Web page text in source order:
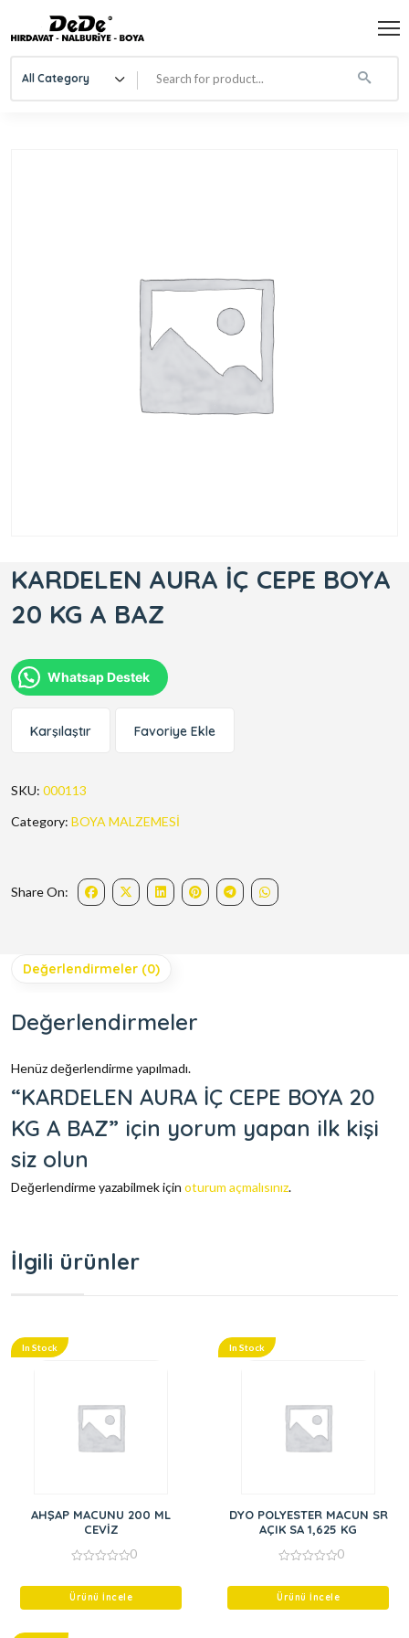
All Category
KARDELEN AURA İÇ CEPE BOYA
20 KG A BAZ
Whatsap Destek
Karşılaştır Favoriye Ekle
SKU: 000113
Category: BOYA MALZEMESİ
Share On:
Değerlendirmeler (0)
Değerlendirmeler
Henüz değerlendirme yapılmadı.
“KARDELEN AURA İÇ CEPE BOYA 20
KG A BAZ” için yorum yapan ilk kişi
siz olun
Değerlendirme yazabilmek için oturum açmalısınız.
İlgili ürünler
In Stock
AHŞAP MACUNU 200 ML
CEVİZ
of
0
Ürünü İncele
In Stock
DYO POLYESTER MACUN SR
AÇIK SA 1,625 KG
of
0
Ürünü İncele